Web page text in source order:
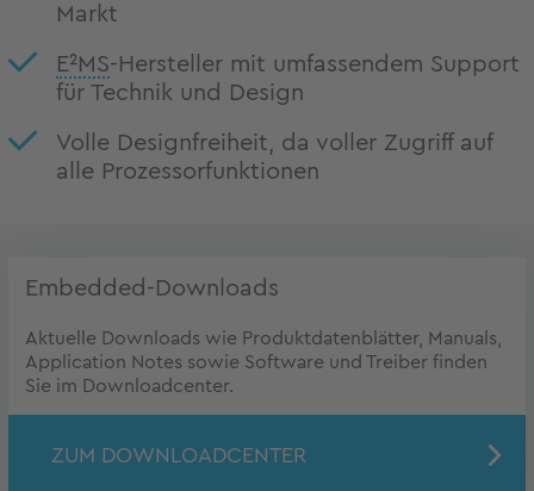
Markt
E²MS-Hersteller mit umfassendem Support
für Technik und Design
Volle Designfreiheit, da voller Zugriff auf
alle Prozessorfunktionen
Embedded-Downloads
Aktuelle Downloads wie Produktdatenblätter, Manuals,
Application Notes sowie Software und Treiber finden
Sie im Downloadcenter.
ZUM DOWNLOADCENTER